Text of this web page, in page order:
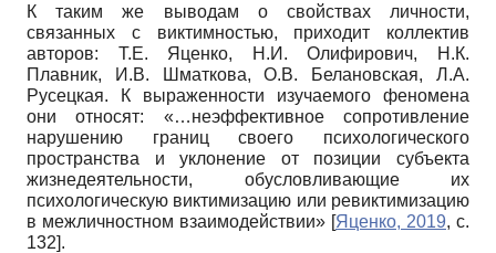
К таким же выводам о свойствах личности,
связанных с виктимностью, приходит коллектив
авторов: Т.Е. Яценко, Н.И. Олифирович, Н.К.
Плавник, И.В. Шматкова, О.В. Белановская, Л.А.
Русецкая. К выраженности изучаемого феномена
они относят: «…неэффективное сопротивление
нарушению границ своего психологического
пространства и уклонение от позиции субъекта
жизнедеятельности, обусловливающие их
психологическую виктимизацию или ревиктимизацию
в межличностном взаимодействии» [Яценко, 2019, с.
132].